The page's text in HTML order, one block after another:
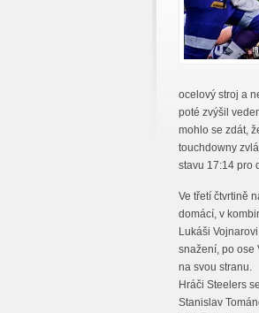
ocelový stroj a
poté zvýšil
mohlo se zdát,
touchdowny
stavu 17:14 pro
Ve třetí čtvrtině
domácí, v
Lukáši
snažení, po ose
na svou stranu.
Hráči Steelers
Stanislav